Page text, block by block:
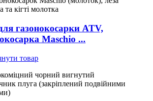
газонокосарки ATV,
Maschio ...
товар